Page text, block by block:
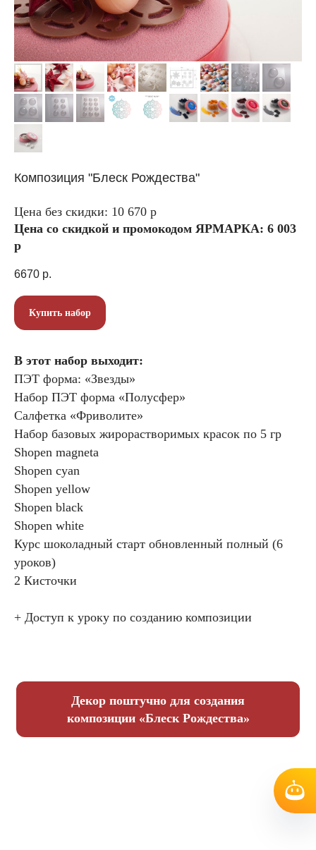
Композиция "Блеск Рождества"
Цена без скидки: 10 670 р
Цена со скидкой и промокодом ЯРМАРКА: 6 003
р
6670 р.
Купить набор
В этот набор выходит:
ПЭТ форма: «Звезды»
Набор ПЭТ форма «Полусфер»
Салфетка «Фриволите»
Набор базовых жирорастворимых красок по 5 гр
Shopen magneta
Shopen cyan
Shopen yellow
Shopen black
Shopen white
Курс шоколадный старт обновленный полный (6
уроков)
2 Кисточки
+ Доступ к уроку по созданию композиции
Декор поштучно для создания
композиции «Блеск Рождества»